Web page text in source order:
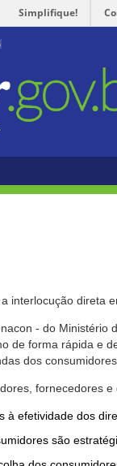
Simplifique!
interlocução direta
- do
de forma rápida e
dos
fornecedores
à efetividade dos
são